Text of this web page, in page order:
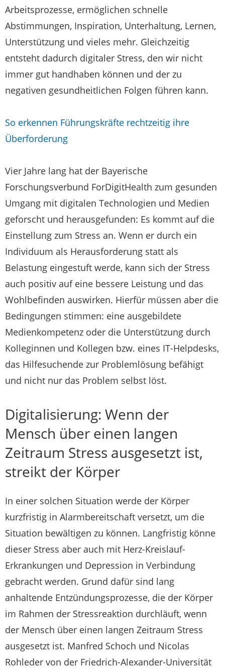
Arbeitsprozesse, ermöglichen schnelle
Abstimmungen, Inspiration, Unterhaltung, Lernen,
Unterstützung und vieles mehr. Gleichzeitig
entsteht dadurch digitaler Stress, den wir nicht
immer gut handhaben können und der zu
negativen gesundheitlichen Folgen führen kann.
So erkennen Führungskräfte rechtzeitig ihre
Überforderung
Vier Jahre lang hat der Bayerische
Forschungsverbund ForDigitHealth zum gesunden
Umgang mit digitalen Technologien und Medien
geforscht und herausgefunden: Es kommt auf die
Einstellung zum Stress an. Wenn er durch ein
Individuum als Herausforderung statt als
Belastung eingestuft werde, kann sich der Stress
auch positiv auf eine bessere Leistung und das
Wohlbefinden auswirken. Hierfür müssen aber die
Bedingungen stimmen: eine ausgebildete
Medienkompetenz oder die Unterstützung durch
Kolleginnen und Kollegen bzw. eines IT-Helpdesks,
das Hilfesuchende zur Problemlösung befähigt
und nicht nur das Problem selbst löst.
Digitalisierung: Wenn der
Mensch über einen langen
Zeitraum Stress ausgesetzt ist,
streikt der Körper
In einer solchen Situation werde der Körper
kurzfristig in Alarmbereitschaft versetzt, um die
Situation bewältigen zu können. Langfristig könne
dieser Stress aber auch mit Herz-Kreislauf-
Erkrankungen und Depression in Verbindung
gebracht werden. Grund dafür sind lang
anhaltende Entzündungsprozesse, die der Körper
im Rahmen der Stressreaktion durchläuft, wenn
der Mensch über einen langen Zeitraum Stress
ausgesetzt ist. Manfred Schoch und Nicolas
Rohleder von der Friedrich-Alexander-Universität